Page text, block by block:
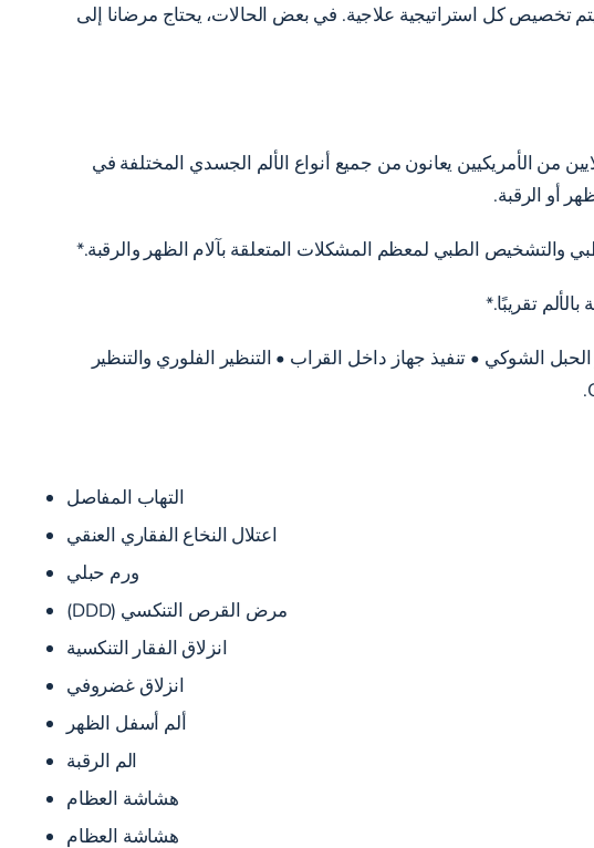
تخصيص كل استراتيجية علاجية. في بعض الحالات، يحتاج مرضانا إلى
من الأمريكيين يعانون من جميع أنواع الألم الجسدي المختلفة في
أو الرقبة.
والتشخيص الطبي لمعظم المشكلات المتعلقة بآلام الظهر والرقبة.*
تقريبًا.*
الشوكي • تنفيذ جهاز داخل القراب • التنظير الفلوري والتنظير
التهاب المفاصل
اعتلال النخاع الفقاري العنقي
ورم حبلي
مرض القرص التنكسي (DDD)
انزلاق الفقار التنكسية
انزلاق غضروفي
ألم أسفل الظهر
الم الرقبة
هشاشة العظام
هشاشة العظام